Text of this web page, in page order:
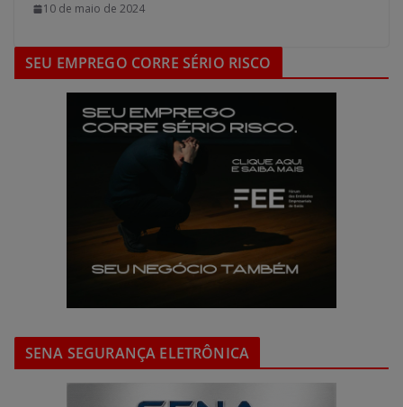
10 de maio de 2024
SEU EMPREGO CORRE SÉRIO RISCO
SENA SEGURANÇA ELETRÔNICA